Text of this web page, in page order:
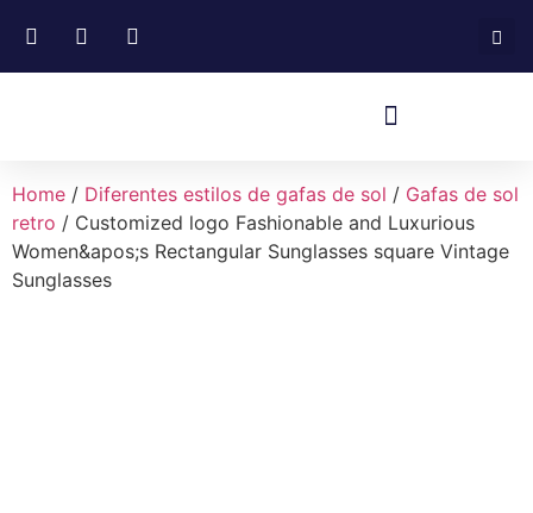
Home / Diferentes estilos de gafas de sol / Gafas de sol
retro / Customized logo Fashionable and Luxurious
Women&apos;s Rectangular Sunglasses square Vintage
Sunglasses